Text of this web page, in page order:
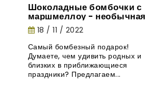
Шоколадные бомбочки с
маршмеллоу - необычная
новинка из Великобритания.
18 / 11 / 2022
Самый бомбезный подарок!
Думаете, чем удивить родных и
близких в приближающиеся
праздники? Предлагаем...